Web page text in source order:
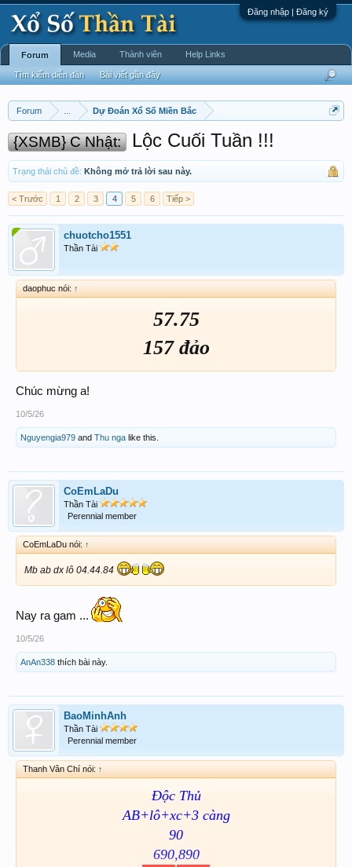
Đăng nhập | Đăng ký
Forum Dự Đoán Xổ Số Miền Bắc
{XSMB} C Nhật: Lộc Cuối Tuần !!!
Trạng thái chủ đề: Không mở trả lời sau này.
< Trước 1 2 3 4 5 6 Tiếp >
chuotcho1551
Thần Tài
daophuc nói: ↑
57.75
157 đảo
Chúc mừng a!
10/5/26
Nguyengia979 and Thu nga like this.
CoEmLaDu
Thần Tài
Perennial member
CoEmLaDu nói: ↑
Mb ab dx lô 04.44.84
Nay ra gam ...
10/5/26
AnAn338 thích bài này.
BaoMinhAnh
Thần Tài
Perennial member
Thanh Vân Chí nói: ↑
Độc Thủ
AB+lô+xc+3 càng
90
690,890
Forum
Tìm kiếm diễn đàn Bài viết gần đây
Media Thành viên Help Links